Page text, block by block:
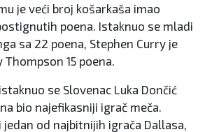
je veći broj košarkaša imao
poena. Istaknuo se mladi
sa 22 poena, Stephen Curry je
Thompson 15 poena.
se Slovenac Luka Dončić
bio najefikasniji igrač meča.
jedan od najbitnijih igrača Dallasa,